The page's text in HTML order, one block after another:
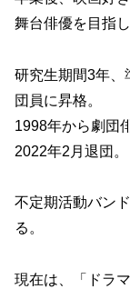
舞台俳優を目指し
研究生期間3年、
団員に昇格。
1998年から劇団
2022年2月退団。
不定期活動バンド
る。
現在は、「ドラ